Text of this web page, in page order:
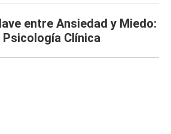
entre Ansiedad y Miedo:
Psicología Clínica